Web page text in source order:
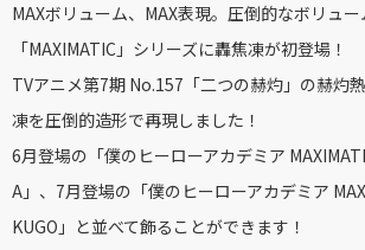
MAXボリューム、MAX表現。圧倒的なボリュ
「MAXIMATIC」シリーズに轟焦凍が初登場！
TVアニメ第7期 No.157「二つの赫灼」の赫灼
凍を圧倒的造形で再現しました！
6月登場の「僕のヒーローアカデミア
A」、7月登場の「僕のヒーローアカデミア
KUGO」と並べて飾ることができます！